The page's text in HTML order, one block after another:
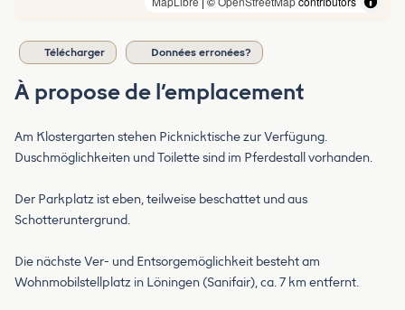
Télécharger Données erronées?
À propose de l’emplacement
Am Klostergarten stehen Picknicktische zur Verfügung.
Duschmöglichkeiten und Toilette sind im Pferdestall vorhanden.
Der Parkplatz ist eben, teilweise beschattet und aus
Schotteruntergrund.
Die nächste Ver- und Entsorgemöglichkeit besteht am
Wohnmobilstellplatz in Löningen (Sanifair), ca. 7 km entfernt.